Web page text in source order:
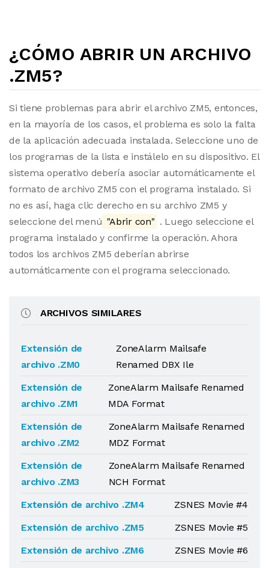
¿CÓMO ABRIR UN ARCHIVO
.ZM5?
Si tiene problemas para abrir el archivo ZM5, entonces,
en la mayoría de los casos, el problema es solo la falta
de la aplicación adecuada instalada. Seleccione uno de
los programas de la lista e instálelo en su dispositivo. El
sistema operativo debería asociar automáticamente el
formato de archivo ZM5 con el programa instalado. Si
no es así, haga clic derecho en su archivo ZM5 y
seleccione del menú "Abrir con" . Luego seleccione el
programa instalado y confirme la operación. Ahora
todos los archivos ZM5 deberían abrirse
automáticamente con el programa seleccionado.
ARCHIVOS SIMILARES
Extensión de
archivo .ZM0
ZoneAlarm Mailsafe
Renamed DBX Ile
Extensión de
archivo .ZM1
ZoneAlarm Mailsafe Renamed
MDA Format
Extensión de
archivo .ZM2
ZoneAlarm Mailsafe Renamed
MDZ Format
Extensión de
archivo .ZM3
ZoneAlarm Mailsafe Renamed
NCH Format
Extensión de archivo .ZM4
ZSNES Movie #4
Extensión de archivo .ZM5
ZSNES Movie #5
Extensión de archivo .ZM6
ZSNES Movie #6